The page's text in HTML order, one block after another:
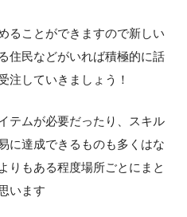
ることができますので新しい
住民などがいれば積極的に話
注していきましょう！
テムが必要だったり、スキル
に達成できるものも多くはな
りもある程度場所ごとにまと
います